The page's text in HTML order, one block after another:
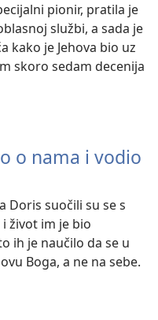
pionir, pratila je
službi, a sada je
kako je Jehova bio uz
skoro sedam decenija
o nama i vodio
Doris suočili su se s
život im je bio
ih je naučilo da se u
Boga, a ne na sebe.